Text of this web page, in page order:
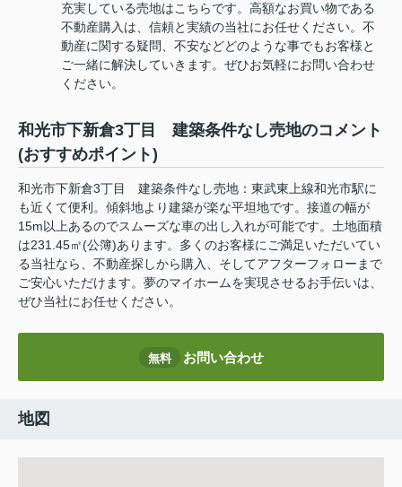
充実している売地はこちらです。高額なお買い物である
不動産購入は、信頼と実績の当社にお任せください。不
動産に関する疑問、不安などどのような事でもお客様と
ご一緒に解決していきます。ぜひお気軽にお問い合わせ
ください。
和光市下新倉3丁目 建築条件なし売地のコメント
(おすすめポイント)
和光市下新倉3丁目 建築条件なし売地：東武東上線和光市駅に
も近くて便利。傾斜地より建築が楽な平坦地です。接道の幅が
15m以上あるのでスムーズな車の出し入れが可能です。土地面積
は231.45㎡(公簿)あります。多くのお客様にご満足いただいてい
る当社なら、不動産探しから購入、そしてアフターフォローまで
ご安心いただけます。夢のマイホームを実現させるお手伝いは、
ぜひ当社にお任せください。
無料 お問い合わせ
地図